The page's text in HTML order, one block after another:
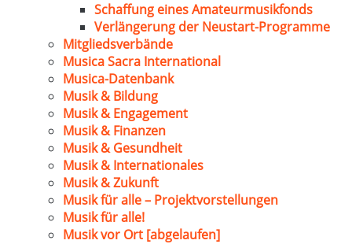
Schaffung eines Amateurmusikfonds
Verlängerung der Neustart-Programme
Mitgliedsverbände
Musica Sacra International
Musica-Datenbank
Musik & Bildung
Musik & Engagement
Musik & Finanzen
Musik & Gesundheit
Musik & Internationales
Musik & Zukunft
Musik für alle – Projektvorstellungen
Musik für alle!
Musik vor Ort [abgelaufen]